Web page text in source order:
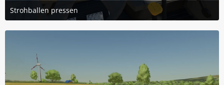
Strohballen pressen
22. November 2025 um 17:30